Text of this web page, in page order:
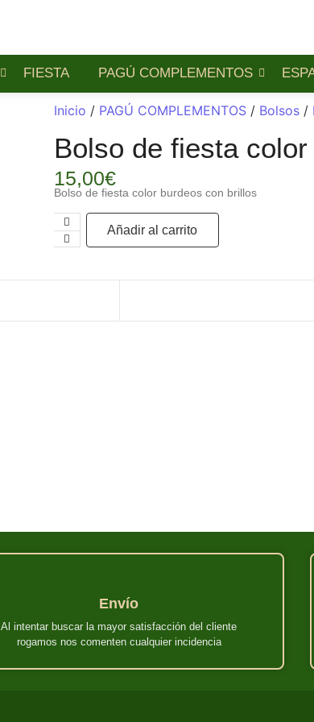
FIESTA PAGÚ COMPLEMENTOS
Inicio / PAGÚ COMPLEMENTOS/ Bolsos/
Bolso de fiesta
15,00€
Bolso de fiesta color burdeos con brillos
Añadir al carrito
Envío
Al intentar buscar la mayor satisfacción del cliente
rogamos nos comenten cualquier incidencia